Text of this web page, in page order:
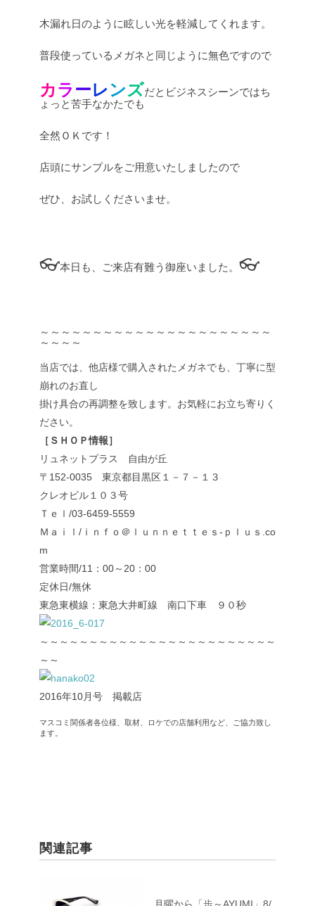
木漏れ日のように眩しい光を軽減してくれます。
普段使っているメガネと同じように無色ですので
カラ ーレンズだとビジネスシーンではち
ょっと苦手なかたでも
全然ＯＫです！
店頭にサンプルをご用意いたしましたので
ぜひ、お試しくださいませ。
👓本日も、ご来店有難う御座いました。 👓
～～～～～～～～～～～～～～～～～～～～～～
～～～～
当店では、他店様で購入されたメガネでも、丁寧に型
崩れのお直し
掛け具合の再調整を致します。お気軽にお立ち寄りく
ださい。
［ＳＨＯＰ情報］
リュネットプラス 自由が丘
〒152-0035 東京都目黒区１－７－１３
クレオビル１０３号
Ｔｅｌ/03-6459-5559
Ｍａｉｌ/ｉｎｆｏ＠ｌｕｎｎｅｔｔｅｓ-ｐｌｕｓ.co
m
営業時間/11：00～20：00
定休日/無休
東急東横線：東急大井町線 南口下車 ９０秒
～～～～～～～～～～～～～～～～～～～～～～～～
～～
2016年10月号 掲載店
マスコミ関係者各位様、取材、ロケでの店舗利用など、ご協力致し
ます。
関連記事